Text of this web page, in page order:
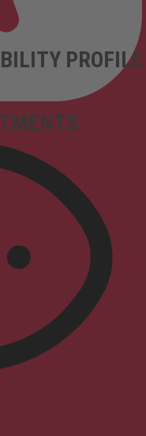
PROFILE